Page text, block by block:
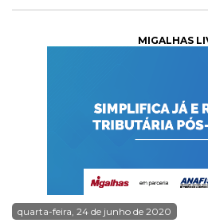
MIGALHAS
quarta-feira, 24 de junho de 2020